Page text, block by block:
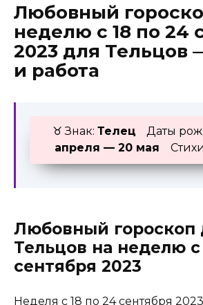
Любовный
неделю с 18 по 24
2023 для Тельцов
и работа
♉ Знак: Телец Даты
апреля — 20 мая
Любовный гороскоп
Тельцов на неделю с
сентября 2023
Неделя с 18 по 24 сентября